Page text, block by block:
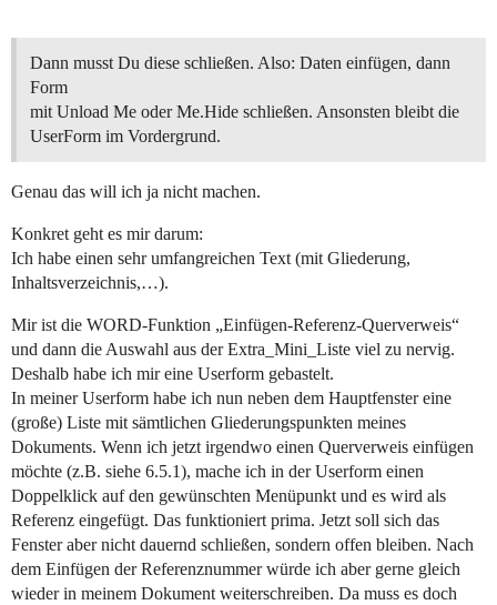
Dann musst Du diese schließen. Also: Daten einfügen, dann
Form
mit Unload Me oder Me.Hide schließen. Ansonsten bleibt die
UserForm im Vordergrund.
Genau das will ich ja nicht machen.
Konkret geht es mir darum:
Ich habe einen sehr umfangreichen Text (mit Gliederung,
Inhaltsverzeichnis,…).
Mir ist die WORD-Funktion „Einfügen-Referenz-Querverweis“
und dann die Auswahl aus der Extra_Mini_Liste viel zu nervig.
Deshalb habe ich mir eine Userform gebastelt.
In meiner Userform habe ich nun neben dem Hauptfenster eine
(große) Liste mit sämtlichen Gliederungspunkten meines
Dokuments. Wenn ich jetzt irgendwo einen Querverweis einfügen
möchte (z.B. siehe 6.5.1), mache ich in der Userform einen
Doppelklick auf den gewünschten Menüpunkt und es wird als
Referenz eingefügt. Das funktioniert prima. Jetzt soll sich das
Fenster aber nicht dauernd schließen, sondern offen bleiben. Nach
dem Einfügen der Referenznummer würde ich aber gerne gleich
wieder in meinem Dokument weiterschreiben. Da muss es doch